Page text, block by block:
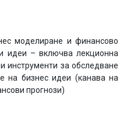
моделиране и финансово
идеи – включва лекционна
инструменти за обследване
на бизнес идеи (канава на
прогнози)